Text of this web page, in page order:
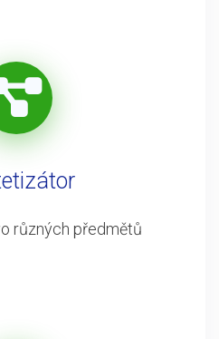
různých předmětů